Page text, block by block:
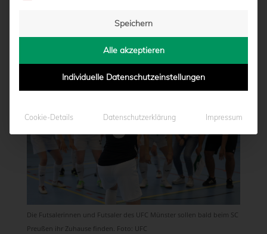
vonMarcel Weskamp|08.12.2023 - 09:41
Die Futsalerinnen und Futsaler des UFC Münster sollen bald beim SC
Preußen ihr Zuhause finden. Foto: UFC
Speichern
Alle akzeptieren
Individuelle Datenschutzeinstellungen
Cookie-Details Datenschutzerklärung Impressum